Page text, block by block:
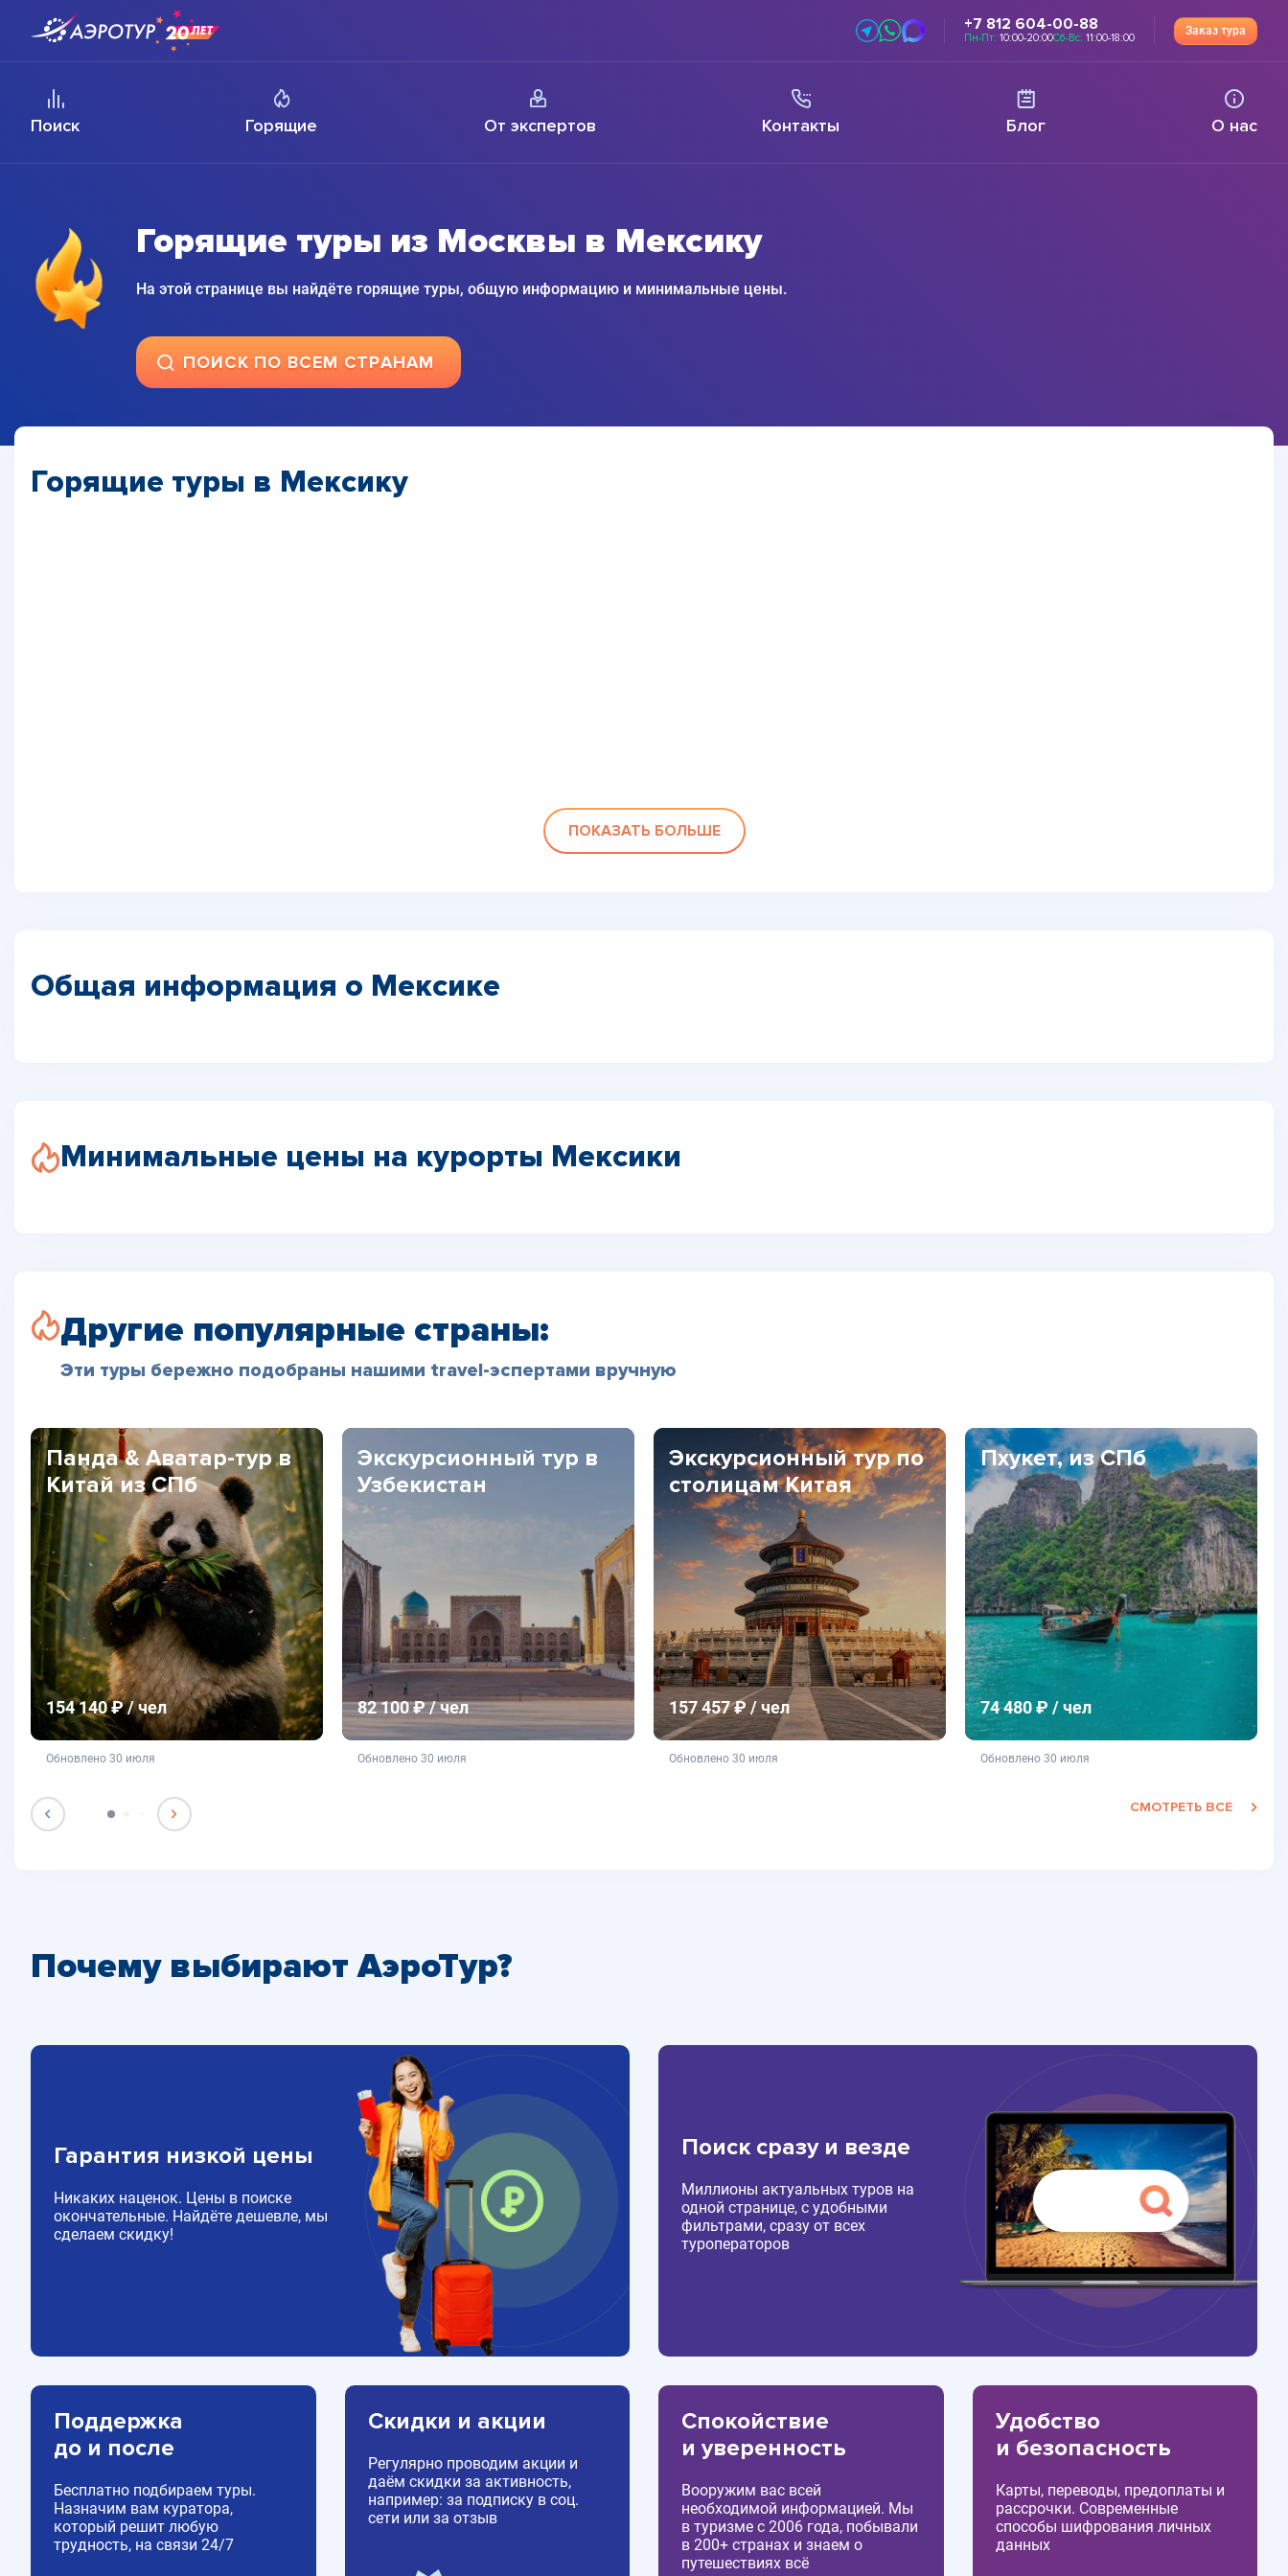
+7 812 604-00-88
Пн-Пт: 10:00-20:00Сб-Вс: 11:00-18:00
Заказ тура
Поиск Горящие От экспертов Контакты Блог О нас
Горящие туры из Москвы в Мексику
На этой странице вы найдёте горящие туры, общую информацию и минимальные цены.
ПОИСК ПО ВСЕМ СТРАНАМ
Горящие туры в Мексику
ПОКАЗАТЬ БОЛЬШЕ
Общая информация о Мексике
Минимальные цены на курорты Мексики
Другие популярные страны:
Эти туры бережно подобраны нашими travel-эспертами вручную
Панда & Аватар-тур в
Китай из СПб
154 140 ₽ / чел
не является публичной офертой
Обновлено 30 июля
Экскурсионный тур в
Узбекистан
82 100 ₽ / чел
не является публичной офертой
Обновлено 30 июля
Экскурсионный тур по
столицам Китая
157 457 ₽ / чел
не является публичной офертой
Обновлено 30 июля
Пхукет, из СПб
74 480 ₽ / чел
не является публичной офертой
Обновлено 30 июля
СМОТРЕТЬ ВСЕ
Почему выбирают АэроТур?
Гарантия низкой цены
Никаких наценок. Цены в поиске
окончательные. Найдёте дешевле, мы
сделаем скидку!
Поиск сразу и везде
Миллионы актуальных туров на
одной странице, с удобными
фильтрами, сразу от всех
туроператоров
Поддержка
до и после
Бесплатно подбираем туры.
Назначим вам куратора,
который решит любую
трудность, на связи 24/7
Скидки и акции
Регулярно проводим акции и
даём скидки за активность,
например: за подписку в соц.
сети или за отзыв
Спокойствие
и уверенность
Вооружим вас всей
необходимой информацией. Мы
в туризме с 2006 года, побывали
в 200+ странах и знаем о
путешествиях всё
Удобство
и безопасность
Карты, переводы, предоплаты и
рассрочки. Современные
способы шифрования личных
данных